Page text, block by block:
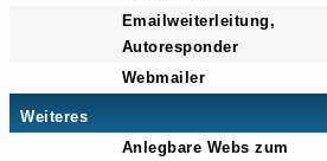
Emailweiterleitung,
Autoresponder
Webmailer
Weiteres
Anlegbare Webs zum